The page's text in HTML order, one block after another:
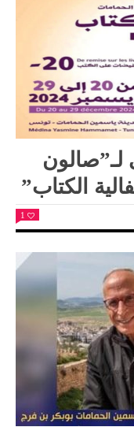
لـ”صالون
الكتاب”
1